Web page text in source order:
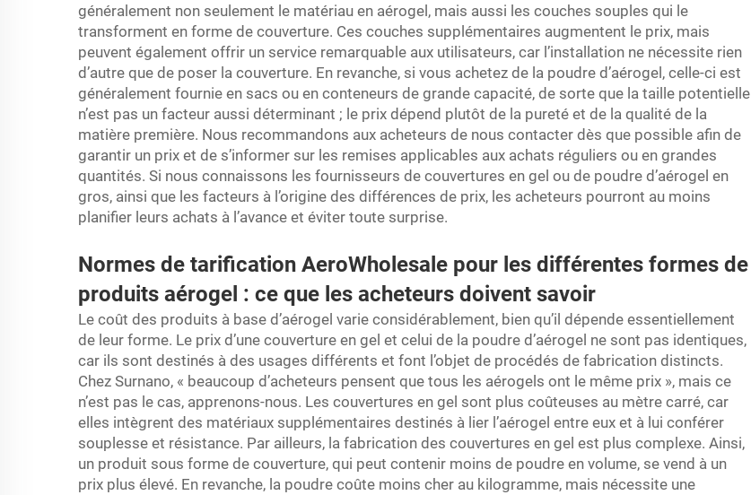
généralement non seulement le matériau en aérogel, mais aussi les couches souples qui le
transforment en forme de couverture. Ces couches supplémentaires augmentent le prix, mais
peuvent également offrir un service remarquable aux utilisateurs, car l’installation ne nécessite rien
d’autre que de poser la couverture. En revanche, si vous achetez de la poudre d’aérogel, celle-ci est
généralement fournie en sacs ou en conteneurs de grande capacité, de sorte que la taille potentielle
n’est pas un facteur aussi déterminant ; le prix dépend plutôt de la pureté et de la qualité de la
matière première. Nous recommandons aux acheteurs de nous contacter dès que possible afin de
garantir un prix et de s’informer sur les remises applicables aux achats réguliers ou en grandes
quantités. Si nous connaissons les fournisseurs de couvertures en gel ou de poudre d’aérogel en
gros, ainsi que les facteurs à l’origine des différences de prix, les acheteurs pourront au moins
planifier leurs achats à l’avance et éviter toute surprise.
Normes de tarification AeroWholesale pour les différentes formes de
produits aérogel : ce que les acheteurs doivent savoir
Le coût des produits à base d’aérogel varie considérablement, bien qu’il dépende essentiellement
de leur forme. Le prix d’une couverture en gel et celui de la poudre d’aérogel ne sont pas identiques,
car ils sont destinés à des usages différents et font l’objet de procédés de fabrication distincts.
Chez Surnano, « beaucoup d’acheteurs pensent que tous les aérogels ont le même prix », mais ce
n’est pas le cas, apprenons-nous. Les couvertures en gel sont plus coûteuses au mètre carré, car
elles intègrent des matériaux supplémentaires destinés à lier l’aérogel entre eux et à lui conférer
souplesse et résistance. Par ailleurs, la fabrication des couvertures en gel est plus complexe. Ainsi,
un produit sous forme de couverture, qui peut contenir moins de poudre en volume, se vend à un
prix plus élevé. En revanche, la poudre coûte moins cher au kilogramme, mais nécessite une